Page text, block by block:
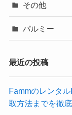
その他
パルミー
最近の投稿
Fammのレンタ
取方法までを徹底